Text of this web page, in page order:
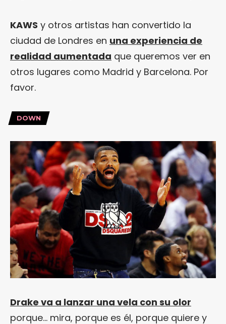
KAWS y otros artistas han convertido la
ciudad de Londres en una experiencia de
realidad aumentada que queremos ver en
otros lugares como Madrid y Barcelona. Por
favor.
DOWN
Drake va a lanzar una vela con su olor
porque… mira, porque es él, porque quiere y